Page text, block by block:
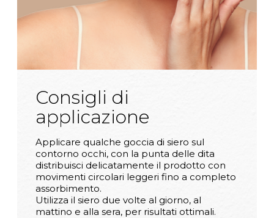
Consigli di
applicazione
Applicare qualche goccia di siero sul
contorno occhi, con la punta delle dita
distribuisci delicatamente il prodotto con
movimenti circolari leggeri fino a completo
assorbimento.
Utilizza il siero due volte al giorno, al
mattino e alla sera, per risultati ottimali.